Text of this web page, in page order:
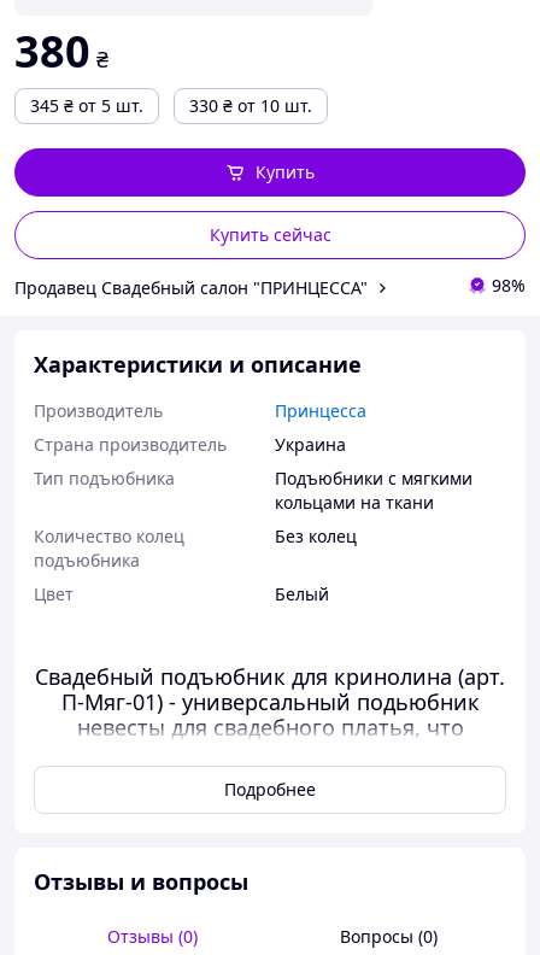
380 ₴
345 ₴ от 5 шт. 330 ₴ от 10 шт.
Купить сейчас
Купить
Продавец Свадебный салон "ПРИНЦЕССА" 98%
Характеристики и описание
Производитель
Принцесса
Страна производитель
Украина
Тип подъюбника
Подъюбники с мягкими
кольцами на ткани
Количество колец
подъюбника
Без колец
Цвет Белый
Свадебный подъюбник для кринолина (арт.
П-Мяг-01) - универсальный подьюбник
невесты для свадебного платья, что
смягчения силуета ткани (чтобы не
просвещались круги кринолина), а также -
пышности нижней юбки без
использования кольцевого кринолина
Цвет - белый, размер - универсальный (верх - на
Подробнее
Отзывы и вопросы
Отзывы (0) Вопросы (0)